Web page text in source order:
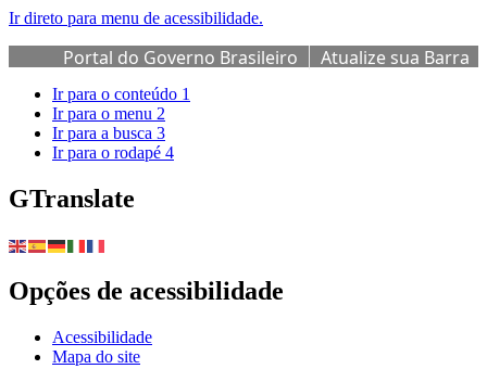
Ir direto para menu de acessibilidade.
Portal do Governo Brasileiro
Atualize sua Barra
de Governo
Ir para o conteúdo 1
Ir para o menu 2
Ir para a busca 3
Ir para o rodapé 4
GTranslate
Opções de acessibilidade
Acessibilidade
Mapa do site